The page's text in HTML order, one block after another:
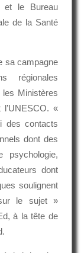
et le Bureau
de la Santé
sa campagne
régionales
Ministères
l’UNESCO. «
des contacts
dont des
psychologie,
dont
soulignent
sur le sujet »
à la tête de